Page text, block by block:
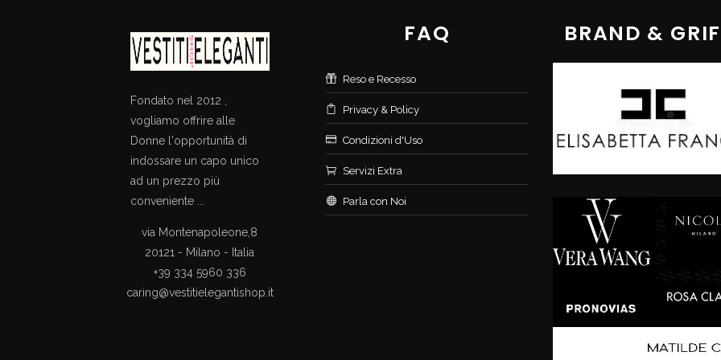
Fondato nel 2012 ,
vogliamo offrire alle
Donne l'opportunità di
indossare un capo unico
ad un prezzo più
conveniente ...
via Montenapoleone,8
20121 - Milano - Italia
+39 334 5960 336
caring@vestitielegantishop.it
FAQ
Reso e Recesso
Privacy & Policy
Condizioni d'Uso
Servizi Extra
Parla con Noi
BRAND &